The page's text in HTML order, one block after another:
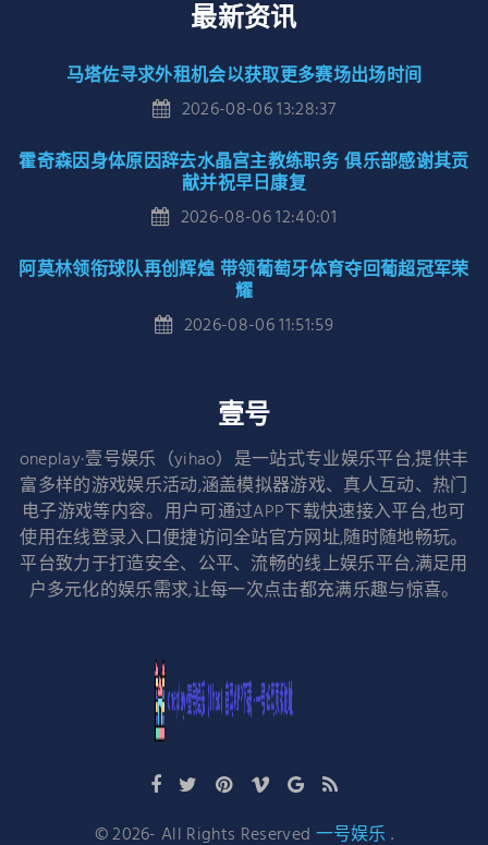
最新资讯
马塔佐寻求外租机会以获取更多赛场出场时间
2026-08-06 13:28:37
霍奇森因身体原因辞去水晶宫主教练职务 俱乐部感谢其贡
献并祝早日康复
2026-08-06 12:40:01
阿莫林领衔球队再创辉煌 带领葡萄牙体育夺回葡超冠军荣
耀
2026-08-06 11:51:59
壹号
oneplay·壹号娱乐（yihao）是一站式专业娱乐平台,提供丰
富多样的游戏娱乐活动,涵盖模拟器游戏、真人互动、热门
电子游戏等内容。用户可通过APP下载快速接入平台,也可
使用在线登录入口便捷访问全站官方网址,随时随地畅玩。
平台致力于打造安全、公平、流畅的线上娱乐平台,满足用
户多元化的娱乐需求,让每一次点击都充满乐趣与惊喜。
©2026- All Rights Reserved 一号娱乐 .